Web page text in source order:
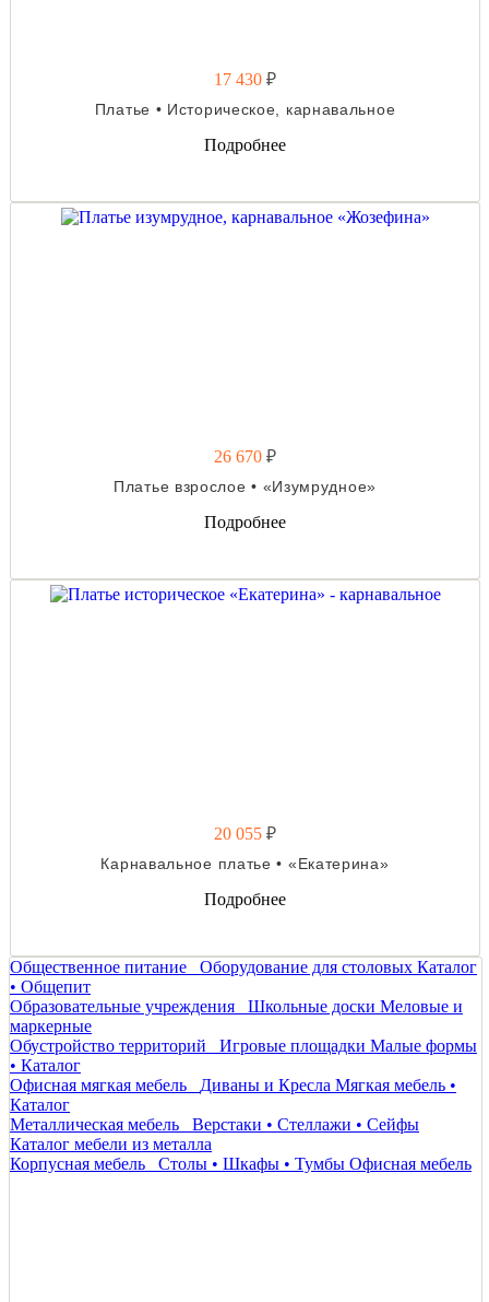
17 430 ₽
Платье • Историческое, карнавальное
Подробнее
26 670 ₽
Платье взрослое • «Изумрудное»
Подробнее
20 055 ₽
Карнавальное платье • «Екатерина»
Подробнее
Общественное питание Оборудование для столовых Каталог
• Общепит
Образовательные учреждения
Школьные доски Меловые и
маркерные
Обустройство территорий
Игровые площадки Малые формы
• Каталог
Офисная мягкая мебель
Диваны и Кресла Мягкая мебель •
Каталог
Металлическая мебель
Верстаки • Стеллажи • Сейфы
Каталог мебели из металла
Корпусная мебель
Столы • Шкафы • Тумбы Офисная мебель